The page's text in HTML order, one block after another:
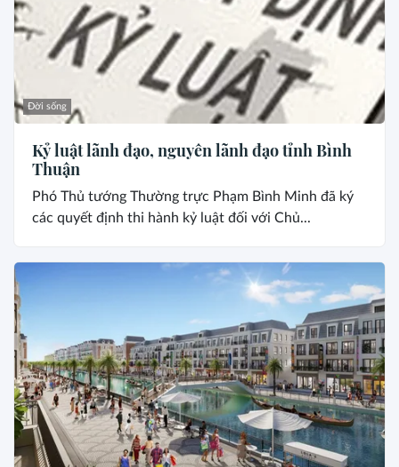
Đời sống
Kỷ luật lãnh đạo, nguyên lãnh đạo tỉnh Bình
Thuận
Phó Thủ tướng Thường trực Phạm Bình Minh đã ký
các quyết định thi hành kỷ luật đối với Chủ...